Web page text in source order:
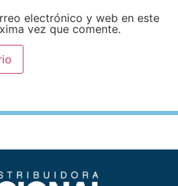
electrónico y web en este
vez que comente.